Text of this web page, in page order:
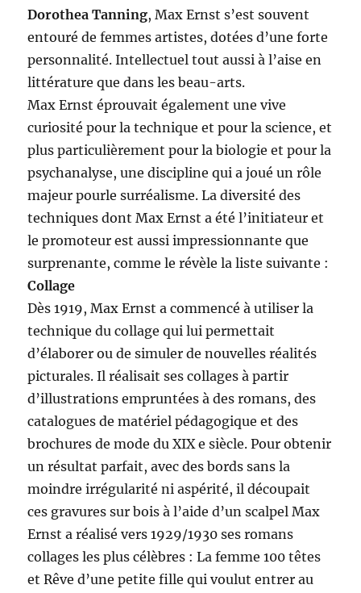
Dorothea Tanning, Max Ernst s’est souvent
entouré de femmes artistes, dotées d’une forte
personnalité. Intellectuel tout aussi à l’aise en
littérature que dans les beau-arts.
Max Ernst éprouvait également une vive
curiosité pour la technique et pour la science, et
plus particulièrement pour la biologie et pour la
psychanalyse, une discipline qui a joué un rôle
majeur pourle surréalisme. La diversité des
techniques dont Max Ernst a été l’initiateur et
le promoteur est aussi impressionnante que
surprenante, comme le révèle la liste suivante :
Collage
Dès 1919, Max Ernst a commencé à utiliser la
technique du collage qui lui permettait
d’élaborer ou de simuler de nouvelles réalités
picturales. Il réalisait ses collages à partir
d’illustrations empruntées à des romans, des
catalogues de matériel pédagogique et des
brochures de mode du XIX e siècle. Pour obtenir
un résultat parfait, avec des bords sans la
moindre irrégularité ni aspérité, il découpait
ces gravures sur bois à l’aide d’un scalpel Max
Ernst a réalisé vers 1929/1930 ses romans
collages les plus célèbres : La femme 100 têtes
et Rêve d’une petite fille qui voulut entrer au